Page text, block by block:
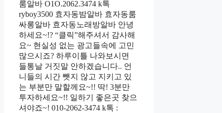
룸알바 O1O.2062.3474 k톡
ryboy3500 효자동밤알바 효자동룸
싸롱알바 효자동노래방알바 안녕
하세요~!? “클릭”해주셔서 감사해
요~ 현실성 없는 광고들속에 고민
많으시죠? 하루이틀 나와보시면
들통날 거짓말 안하겠습니다.. 언
니들의 시간 뺏지 않고 지키고 있
는 부분만 말할께요~!! 딱! 3분만
투자하세요~!! 일하기 좋은곳 찾으
셔야죠~! 010-2062-3474 k톡 :